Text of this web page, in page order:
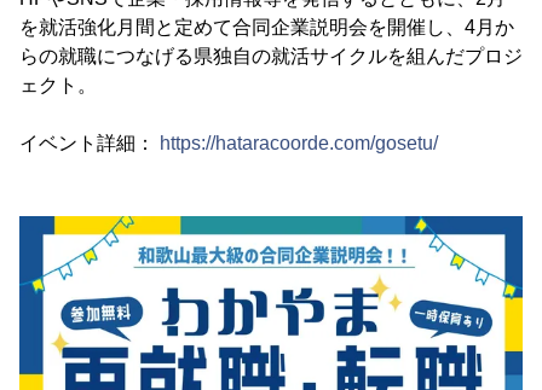
を就活強化月間と定めて合同企業説明会を開催し、4月か
らの就職につなげる県独自の就活サイクルを組んだプロジ
ェクト。
イベント詳細： https://hataracoorde.com/gosetu/